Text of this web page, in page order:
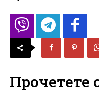
Прочетете